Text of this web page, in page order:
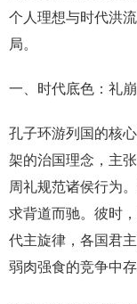
个人理想与时代洪
局。
一、时代底色：礼
孔子环游列国的核
架的治国理念，主
周礼规范诸侯行为
求背道而驰。彼时
代主旋律，各国君
弱肉强食的竞争中